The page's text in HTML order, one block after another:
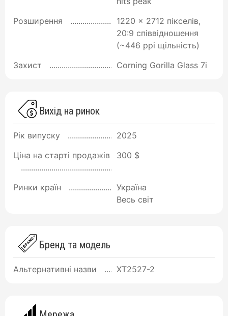
Розширення
1220 x 2712 пікселів,
20:9 співвідношення
(~446 ppi щільність)
Захист
Corning Gorilla Glass 7i
Вихід на ринок
Рік випуску
2025
Ціна на старті продажів
300 $
Ринки країн
Україна
Весь світ
Бренд та модель
Альтернативні назви XT2527-2